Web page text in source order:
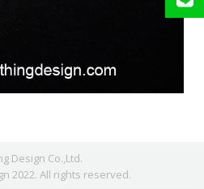
Design Co.,Ltd.
2022. All rights reserved.